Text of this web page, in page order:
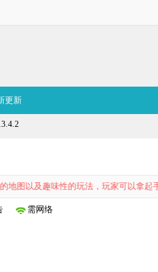
更新
及趣味性的玩法，玩家可以拿起手
需网络